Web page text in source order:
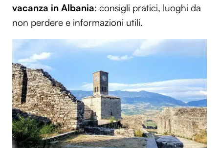
vacanza in Albania: consigli pratici, luoghi da
non perdere e informazioni utili.